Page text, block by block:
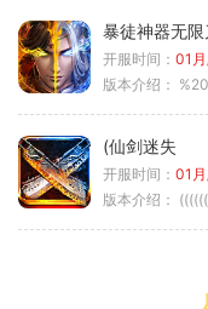
暴徒神器无限
开服时间： 01
版本介绍：
(仙剑迷失
开服时间： 01
版本介绍：